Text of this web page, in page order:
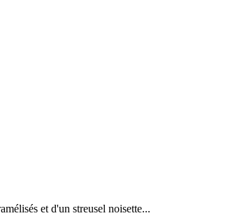
et d'un streusel noisette...